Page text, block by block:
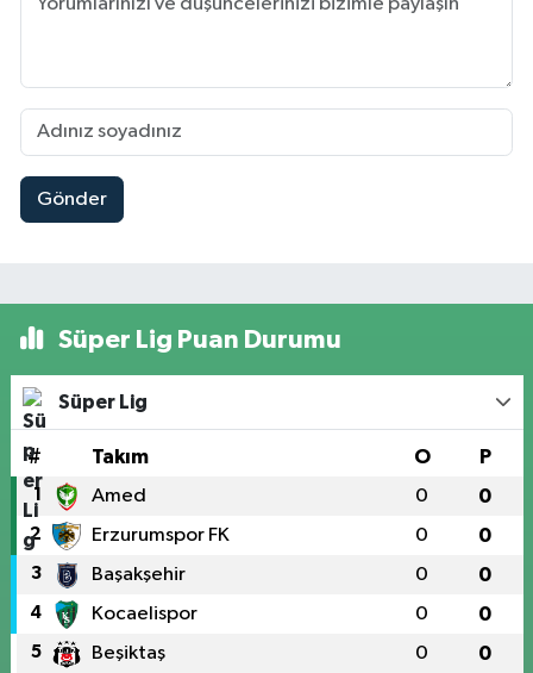
Gönder
Süper Lig Puan Durumu
Süper Lig
# Takım O P
1 Amed 0 0
2 Erzurumspor FK 0 0
3 Başakşehir 0 0
4 Kocaelispor 0 0
5 Beşiktaş 0 0